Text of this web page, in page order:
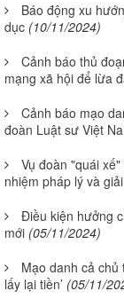
Báo động xu
dục (10/11/2024)
Cảnh báo thủ
mạng xã hội để lừa
Cảnh báo mạo
đoàn Luật sư Việt
Vụ đoàn "quái
nhiệm pháp lý và
Điều kiện hưởng
mới (05/11/2024)
Mạo danh cả chủ
lấy lại tiền’ (05/11/